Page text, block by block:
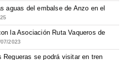
aguas del embalse de Anzo en el
la Asociación Ruta Vaqueros de
2023
Regueras se podrá visitar en tren